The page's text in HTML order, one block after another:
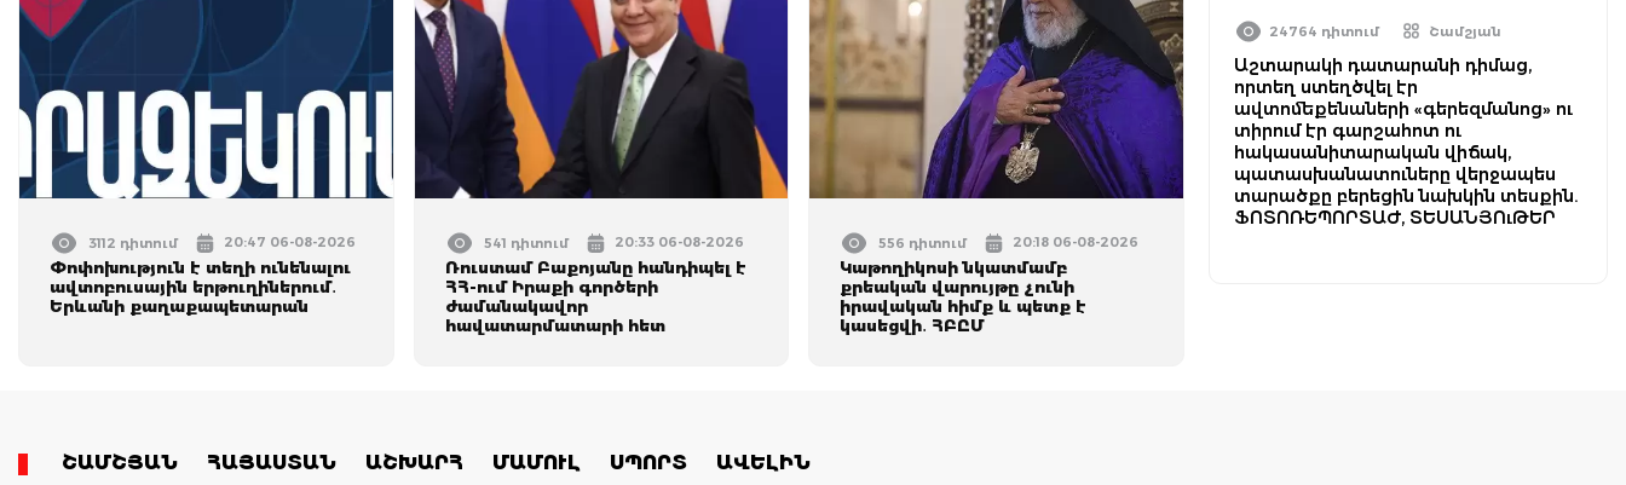
3112 դիտում 20:47 06-08-2026
Փոփոխություն է տեղի ունենալու
ավտոբուսային երթուղիներում․
Երևանի քաղաքապետարան
541 դիտում 20:33 06-08-2026
Ռուստամ Բաքոյանը հանդիպել է
ՀՀ-ում Իրաքի գործերի
ժամանակավոր
հավատարմատարի հետ
556 դիտում 20:18 06-08-2026
Կաթողիկոսի նկատմամբ
քրեական վարույթը չունի
իրավական հիմք և պետք է
կասեցվի․ ՀԲԸՄ
24764 դիտում Շամշյան
Աշտարակի դատարանի դիմաց,
որտեղ ստեղծվել էր
ավտոմեքենաների «գերեզմանոց» ու
տիրում էր գարշահոտ ու
հակասանիտարական վիճակ,
պատասխանատուները վերջապես
տարածքը բերեցին նախկին տեսքին.
ՖՈՏՈՌԵՊՈՐՏԱԺ, ՏԵՍԱՆՅՈւԹԵՐ
ՇԱՄՇՅԱՆ ՀԱՅԱՍՏԱՆ ԱՇԽԱՐՀ ՄԱՄՈՒԼ ՍՊՈՐՏ ԱՎԵԼԻՆ